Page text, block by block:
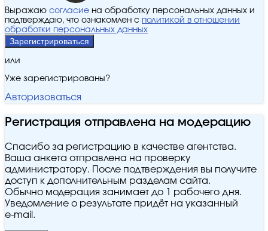
Выражаю согласие на обработку персональных данных и
подтверждаю, что ознакомлен с политикой в отношении
обработки персональных данных
Зарегистрироваться
или
Уже зарегистрированы?
Авторизоваться
Регистрация отправлена на модерацию
Спасибо за регистрацию в качестве агентства.
Ваша анкета отправлена на проверку
администратору. После подтверждения вы получите
доступ к дополнительным разделам сайта.
Обычно модерация занимает до 1 рабочего дня.
Уведомление о результате придёт на указанный
e‑mail.